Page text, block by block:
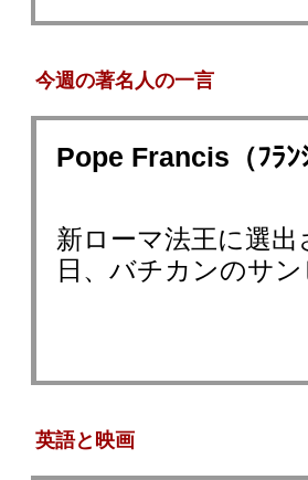
今週の著名人の一言
Pope Francis（ﾌﾗﾝ
新ローマ法王に選
日、バチカンのサ
英語と映画